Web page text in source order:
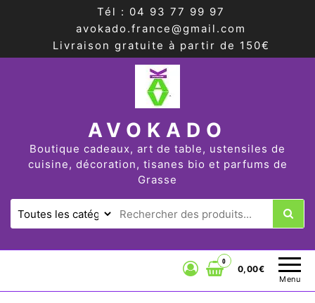
Tél : 04 93 77 99 97
avokado.france@gmail.com
Livraison gratuite à partir de 150€
AVOKADO
Boutique cadeaux, art de table, ustensiles de
cuisine, décoration, tisanes bio et parfums de
Grasse
Menu
0
0,00€